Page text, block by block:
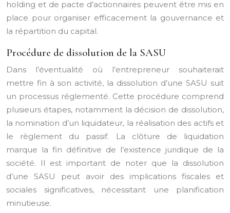
holding et de pacte d’actionnaires peuvent être mis en
place pour organiser efficacement la gouvernance et
la répartition du capital.
Procédure de dissolution de la SASU
Dans l’éventualité où l’entrepreneur souhaiterait
mettre fin à son activité, la dissolution d’une SASU suit
un processus réglementé. Cette procédure comprend
plusieurs étapes, notamment la décision de dissolution,
la nomination d’un liquidateur, la réalisation des actifs et
le règlement du passif. La clôture de liquidation
marque la fin définitive de l’existence juridique de la
société. Il est important de noter que la dissolution
d’une SASU peut avoir des implications fiscales et
sociales significatives, nécessitant une planification
minutieuse.